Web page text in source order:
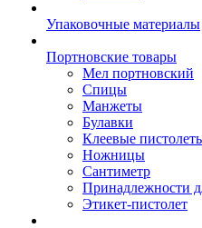
Упаковочные материалы
Портновские товары
Мел портновский
Спицы
Манжеты
Булавки
Клеевые
Ножницы
Сантиметр
Принадлежности
Этикет-пистолет